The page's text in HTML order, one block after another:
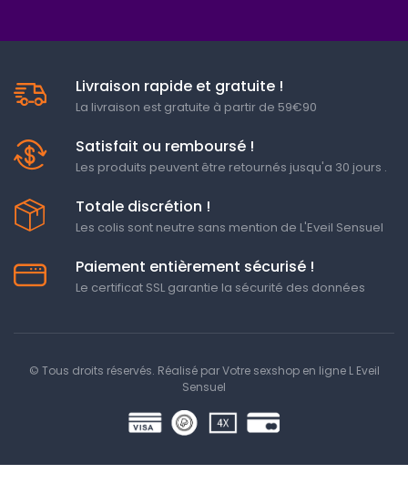
Livraison rapide et gratuite !
La livraison est gratuite à partir de 59€90
Satisfait ou remboursé !
Les produits peuvent être retournés jusqu'a 30 jours .
Totale discrétion !
Les colis sont neutre sans mention de L'Eveil Sensuel
Paiement entièrement sécurisé !
Le certificat SSL garantie la sécurité des données
© Tous droits réservés. Réalisé parVotre sexshop en ligne L Eveil
Sensuel